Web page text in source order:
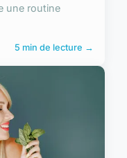
une routine
5 min de lecture →